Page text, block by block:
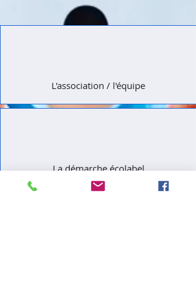
L'association / l'équipe
La démarche écolabel